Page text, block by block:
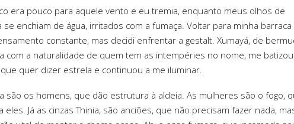
era pouco para aquele vento e eu tremia, enquanto meus olhos de
se enchiam de água, irritados com a fumaça. Voltar para minha barraca
constante, mas decidi enfrentar a gestalt. Xumayá, de
com a naturalidade de quem tem as intempéries no nome, me batizou
que quer dizer estrela e continuou a me iluminar.
são os homens, que dão estrutura à aldeia. As mulheres são o fogo,
eles. Já as cinzas Thinia, são anciões, que não precisam fazer nada,